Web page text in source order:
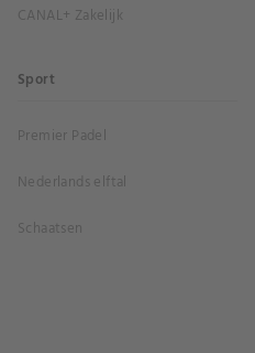
CANAL+ Zakelijk
Sport
Premier Padel
Nederlands elftal
Schaatsen